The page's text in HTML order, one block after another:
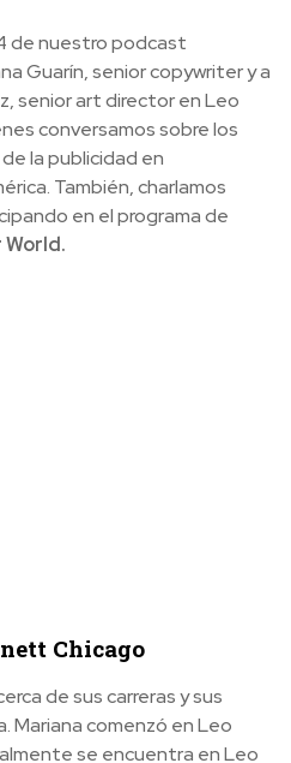
de nuestro podcast
Guarín, senior copywriter y a
senior art director en Leo
conversamos sobre los
la publicidad en
También, charlamos
en el programa de
World.
Chicago
de sus carreras y sus
Mariana comenzó en Leo
se encuentra en Leo